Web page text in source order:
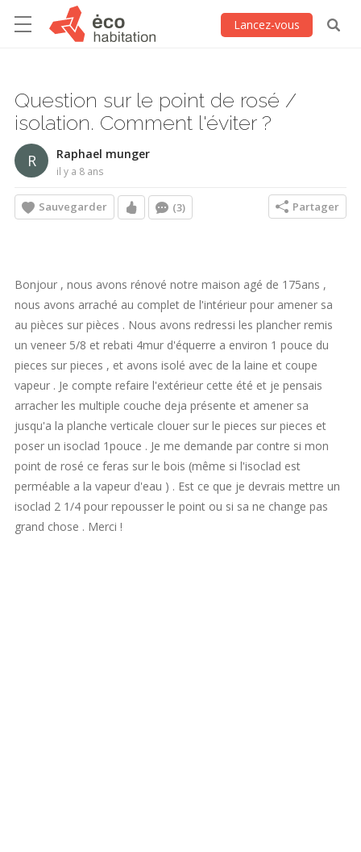
Lancez-vous
Question sur le point de rosé /
isolation. Comment l'éviter ?
R Raphael munger
il y a 8 ans
Sauvegarder (3) Partager
Bonjour , nous avons rénové notre maison agé de 175ans ,
nous avons arraché au complet de l'intérieur pour amener sa
au pièces sur pièces . Nous avons redressi les plancher remis
un veneer 5/8 et rebati 4mur d'équerre a environ 1 pouce du
pieces sur pieces , et avons isolé avec de la laine et coupe
vapeur . Je compte refaire l'extérieur cette été et je pensais
arracher les multiple couche deja présente et amener sa
jusqu'a la planche verticale clouer sur le pieces sur pieces et
poser un isoclad 1pouce . Je me demande par contre si mon
point de rosé ce feras sur le bois (même si l'isoclad est
perméable a la vapeur d'eau ) . Est ce que je devrais mettre un
isoclad 2 1/4 pour repousser le point ou si sa ne change pas
grand chose . Merci !